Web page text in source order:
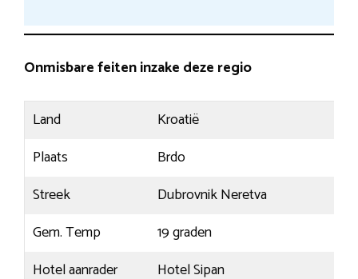
Onmisbare feiten inzake deze regio
Land
Kroatië
Plaats
Brdo
Streek
Dubrovnik Neretva
Gem. Temp
19 graden
Hotel aanrader
Hotel Sipan